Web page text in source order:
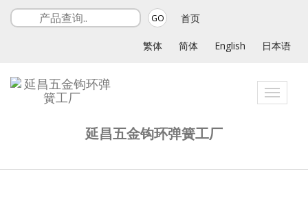
GO 首页
繁体 简体 English 日本语
Toggle
延昌五金钩环弹簧工厂